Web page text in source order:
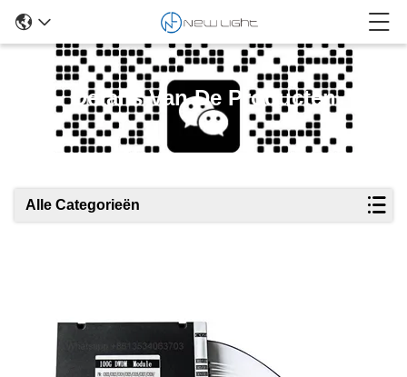
Details Van De Producten
Alle Categorieën